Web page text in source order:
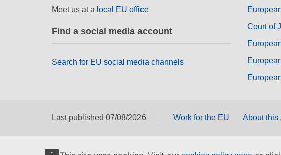
Meet us at a local EU office
Find a social media account
Search for EU social media channels
Court of
Last published 07/08/2026 Work for the EU About this